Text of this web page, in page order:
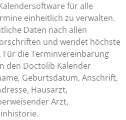
für alle
einheitlich zu verwalten.
Daten nach allen
und wendet höchste
die Terminvereinbarung
den Doctolib Kalender
Geburtsdatum, Anschrift,
Hausarzt,
Arzt,